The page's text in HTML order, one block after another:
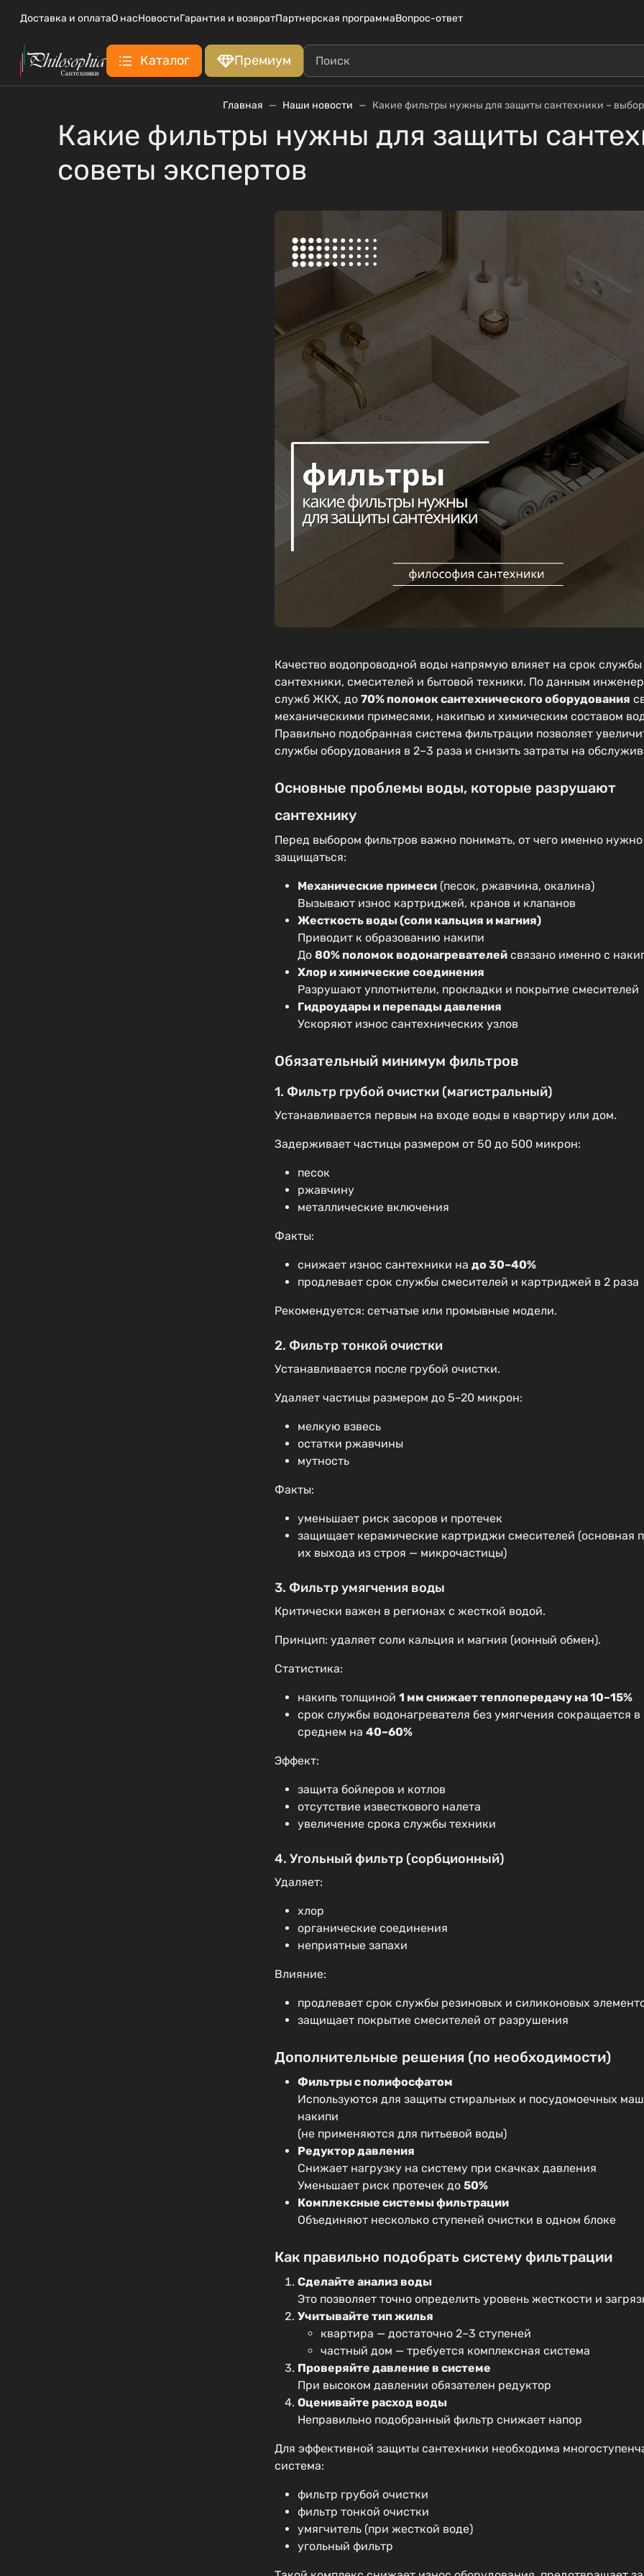
Доставка и оплатаО насНовостиГарантия и возвратПартнерская программаВопрос-ответ
Каталог Премиум
Главная Наши новости Какие фильтры нужны для защиты сантехники –
Какие фильтры нужны для защиты
советы экспертов
Качество водопроводной воды напрямую влияет на срок службы
сантехники, смесителей и бытовой техники. По данным
служб ЖКХ, до 70% поломок сантехнического оборудования
механическими примесями, накипью и химическим составом
Правильно подобранная система фильтрации позволяет
службы оборудования в 2–3 раза и снизить затраты на
Основные проблемы воды, которые разрушают
сантехнику
Перед выбором фильтров важно понимать, от чего именно нужно
защищаться:
Механические примеси (песок, ржавчина, окалина)
Вызывают износ картриджей, кранов и клапанов
Жесткость воды (соли кальция и магния)
Приводит к образованию накипи
До 80% поломок водонагревателей связано именно с
Хлор и химические соединения
Разрушают уплотнители, прокладки и покрытие смесителей
Гидроудары и перепады давления
Ускоряют износ сантехнических узлов
Обязательный минимум фильтров
1. Фильтр грубой очистки (магистральный)
Устанавливается первым на входе воды в квартиру или дом.
Задерживает частицы размером от 50 до 500 микрон:
песок
ржавчину
металлические включения
Факты:
снижает износ сантехники на до 30–40%
продлевает срок службы смесителей и картриджей в 2 раза
Рекомендуется: сетчатые или промывные модели.
2. Фильтр тонкой очистки
Устанавливается после грубой очистки.
Удаляет частицы размером до 5–20 микрон:
мелкую взвесь
остатки ржавчины
мутность
Факты:
уменьшает риск засоров и протечек
защищает керамические картриджи смесителей (основная
их выхода из строя — микрочастицы)
3. Фильтр умягчения воды
Критически важен в регионах с жесткой водой.
Принцип: удаляет соли кальция и магния (ионный обмен).
Статистика:
накипь толщиной 1 мм снижает теплопередачу на 10–15%
срок службы водонагревателя без умягчения сокращается в
среднем на 40–60%
Эффект:
защита бойлеров и котлов
отсутствие известкового налета
увеличение срока службы техники
4. Угольный фильтр (сорбционный)
Удаляет:
хлор
органические соединения
неприятные запахи
Влияние:
продлевает срок службы резиновых и силиконовых
защищает покрытие смесителей от разрушения
Дополнительные решения (по необходимости)
Фильтры с полифосфатом
Используются для защиты стиральных и посудомоечных
накипи
(не применяются для питьевой воды)
Редуктор давления
Снижает нагрузку на систему при скачках давления
Уменьшает риск протечек до 50%
Комплексные системы фильтрации
Объединяют несколько ступеней очистки в одном блоке
Как правильно подобрать систему фильтрации
Сделайте анализ воды
Это позволяет точно определить уровень жесткости и
Учитывайте тип жилья
квартира — достаточно 2–3 ступеней
частный дом — требуется комплексная система
Проверяйте давление в системе
При высоком давлении обязателен редуктор
Оценивайте расход воды
Неправильно подобранный фильтр снижает напор
Для эффективной защиты сантехники необходима
система:
фильтр грубой очистки
фильтр тонкой очистки
умягчитель (при жесткой воде)
угольный фильтр